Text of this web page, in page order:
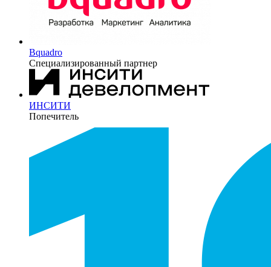
Bquadro
Специализированный партнер
ИНСИТИ
Попечитель